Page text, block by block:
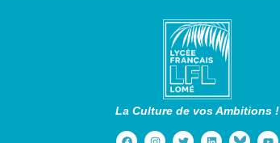
La Culture de vos Ambitions !